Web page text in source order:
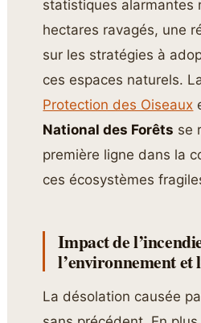
statistiques alarmantes
hectares ravagés, une
sur les stratégies à
ces espaces naturels.
Protection des Oiseaux
National des Forêts se
première ligne dans la
ces écosystèmes
Impact de
l’environnement et
La désolation causée